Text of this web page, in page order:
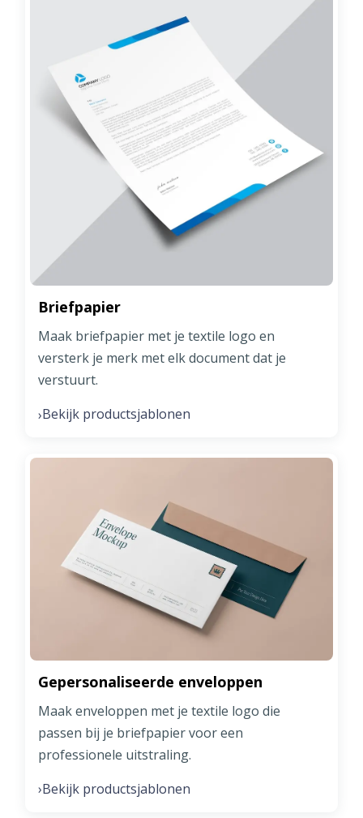
Briefpapier
Maak briefpapier met je textile logo en
versterk je merk met elk document dat je
verstuurt.
›Bekijk productsjablonen
Gepersonaliseerde enveloppen
Maak enveloppen met je textile logo die
passen bij je briefpapier voor een
professionele uitstraling.
›Bekijk productsjablonen